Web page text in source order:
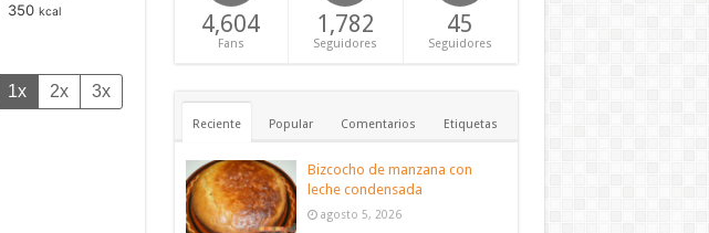
350 kcal
1x 2x 3x
4,604
Fans
1,782
Seguidores
45
Seguidores
Reciente Popular Comentarios Etiquetas
Bizcocho de manzana con
leche condensada
agosto 5, 2026